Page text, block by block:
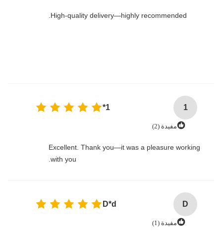
High-quality delivery—highly recommended.
1
1*
مفيدة (2)
Excellent. Thank you—it was a pleasure working
with you.
D
D*d
مفيدة (1)